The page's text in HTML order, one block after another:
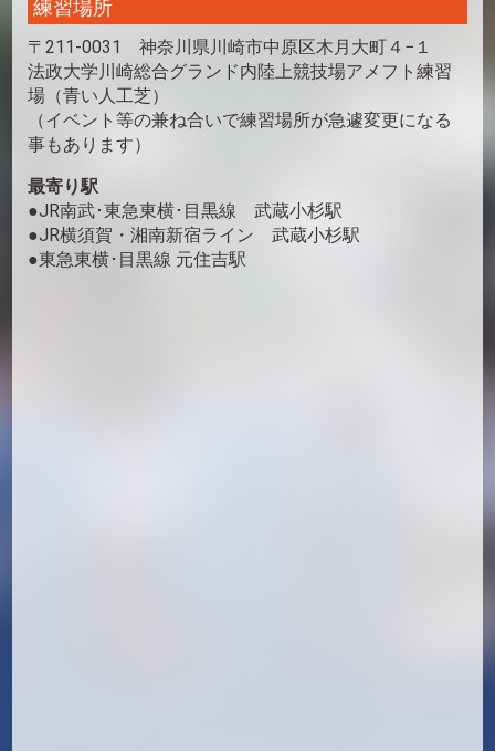
練習場所
〒211-0031 神奈川県川崎市中原区木月大町４−１
法政大学川崎総合グランド内陸上競技場アメフト練習
場（青い人工芝）
（イベント等の兼ね合いで練習場所が急遽変更になる
事もあります）
最寄り駅
●JR南武･東急東横･目黒線 武蔵小杉駅
●JR横須賀・湘南新宿ライン 武蔵小杉駅
●東急東横･目黒線 元住吉駅